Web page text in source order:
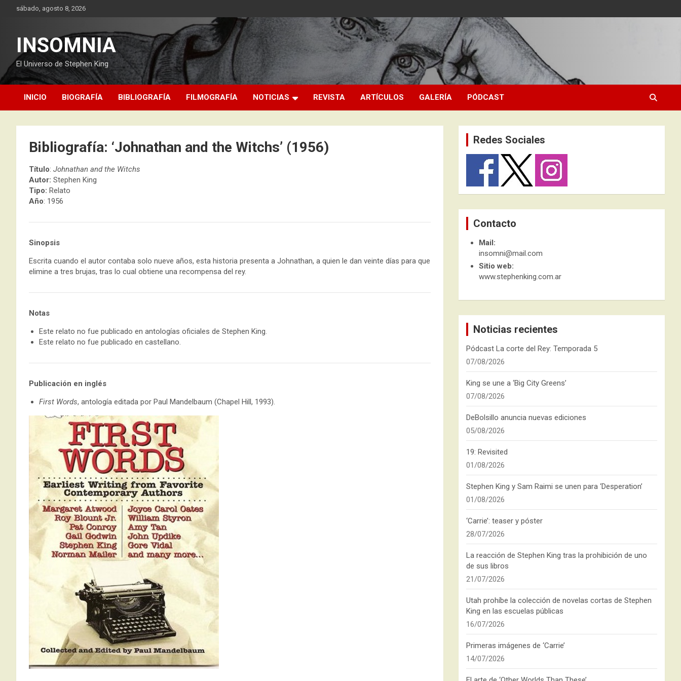
sábado, agosto 8, 2026
INSOMNIA
El Universo de Stephen King
INICIO BIOGRAFÍA BIBLIOGRAFÍA FILMOGRAFÍA NOTICIAS REVISTA ARTÍCULOS GALERÍA PÓDCAST
Bibliografía: ‘Johnathan and the Witchs’ (1956)
Título: Johnathan and the Witchs
Autor: Stephen King
Tipo: Relato
Año: 1956
Sinopsis
Escrita cuando el autor contaba solo nueve años, esta historia presenta a Johnathan, a quien le dan veinte días para que
elimine a tres brujas, tras lo cual obtiene una recompensa del rey.
Notas
Este relato no fue publicado en antologías oficiales de Stephen King.
Este relato no fue publicado en castellano.
Publicación en inglés
First Words, antología editada por Paul Mandelbaum (Chapel Hill, 1993).
Redes Sociales
Contacto
Mail:
insomni@mail.com
Sitio web:
www.stephenking.com.ar
Noticias recientes
Pódcast La corte del Rey: Temporada 5
07/08/2026
King se une a ‘Big City Greens’
07/08/2026
DeBolsillo anuncia nuevas ediciones
05/08/2026
19: Revisited
01/08/2026
Stephen King y Sam Raimi se unen para ‘Desperation’
01/08/2026
‘Carrie’: teaser y póster
28/07/2026
La reacción de Stephen King tras la prohibición de uno
de sus libros
21/07/2026
Utah prohíbe la colección de novelas cortas de Stephen
King en las escuelas públicas
16/07/2026
Primeras imágenes de ‘Carrie’
14/07/2026